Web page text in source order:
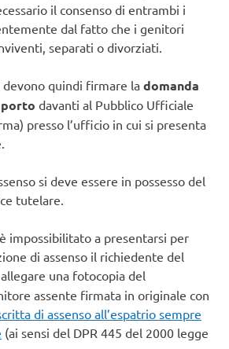
il consenso di entrambi i
dal fatto che i genitori
separati o divorziati.
quindi firmare la domanda
davanti al Pubblico Ufficiale
presso l’ufficio in cui si presenta
si deve essere in possesso del
tutelare.
impossibilitato a presentarsi per
di assenso il richiedente del
una fotocopia del
assente firmata in originale con
di assenso all’espatrio sempre
(ai sensi del DPR 445 del 2000 legge